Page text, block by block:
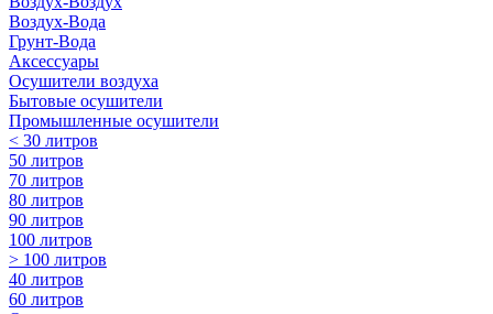
Воздух-Вода
Грунт-Вода
Аксессуары
Осушители воздуха
Бытовые осушители
Промышленные осушители
< 30 литров
50 литров
70 литров
80 литров
90 литров
100 литров
> 100 литров
40 литров
60 литров